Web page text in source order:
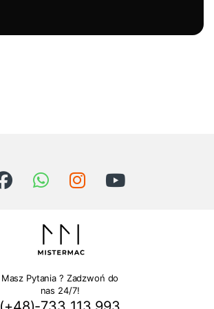
Masz Pytania ? Zadzwoń do
nas 24/7!